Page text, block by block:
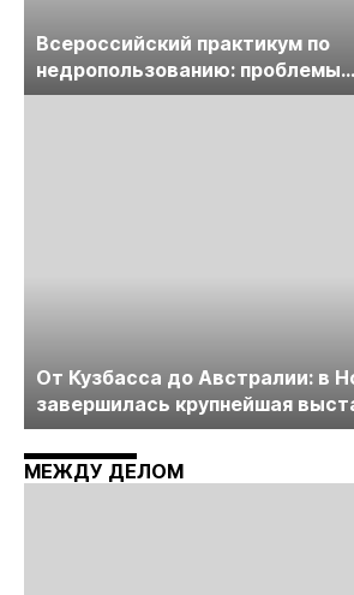
Всероссийский практикум по
недропользованию: проблемы
лицензирования,
От Кузбасса до Австралии: в
завершилась крупнейшая
технологий «Недра России.
Майнинг»
МЕЖДУ ДЕЛОМ